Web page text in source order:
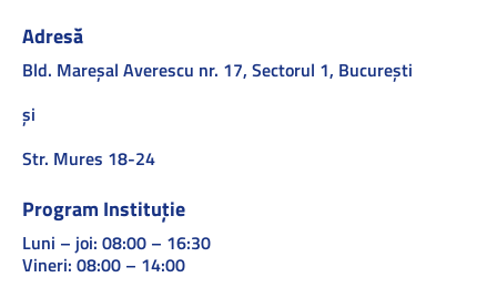
Adresă
Bld. Mareşal Averescu nr. 17, Sectorul 1, Bucureşti
și
Str. Mures 18-24
Program Instituție
Luni – joi: 08:00 – 16:30
Vineri: 08:00 – 14:00